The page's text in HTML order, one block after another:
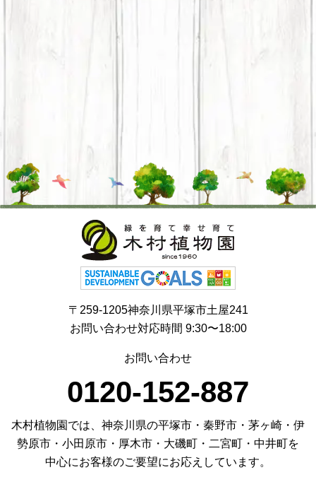
〒259-1205神奈川県平塚市土屋241
お問い合わせ対応時間 9:30〜18:00
お問い合わせ
0120-152-887
木村植物園では、神奈川県の平塚市・秦野市・茅ヶ崎・伊
勢原市・小田原市・厚木市・大磯町・二宮町・中井町を
中心にお客様のご要望にお応えしています。